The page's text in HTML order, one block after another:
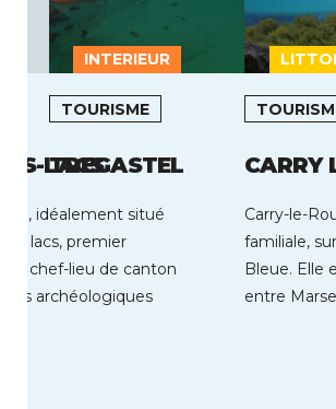
INTERIEUR
LACS
idéalement situé
lacs, premier
un chef-lieu de canton
archéologiques
TOURISME
TREGASTEL CARRY
Carry-le-
familiale,
Bleue. Elle
entre